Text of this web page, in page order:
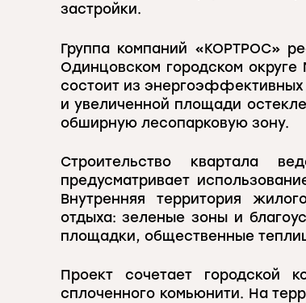
застройки.
Группа компаний «КОРТРОС»
Одинцовском городском
состоит из
и увеличенной площади
обширную лесопарковую зону.
Строительство квартала
предусматривает
Внутренняя территория
отдыха: зеленые зоны и
площадки, общественные
Проект сочетает
сплоченного комьюнити. На